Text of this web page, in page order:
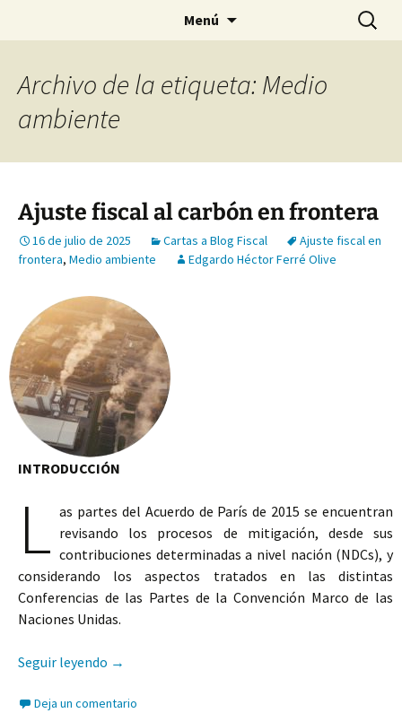
Menú Buscar:
Archivo de la etiqueta: Medio
ambiente
Ajuste fiscal al carbón en frontera
16 de julio de 2025 Cartas a Blog Fiscal
Ajuste fiscal en
frontera, Medio ambiente Edgardo Héctor Ferré Olive
INTRODUCCIÓN
L as partes del Acuerdo de París de 2015 se encuentran
revisando los procesos de mitigación, desde sus
contribuciones determinadas a nivel nación (NDCs), y
considerando los aspectos tratados en las distintas
Conferencias de las Partes de la Convención Marco de las
Naciones Unidas.
Seguir leyendo Ajuste fiscal al carbón en frontera
→
Deja un comentario